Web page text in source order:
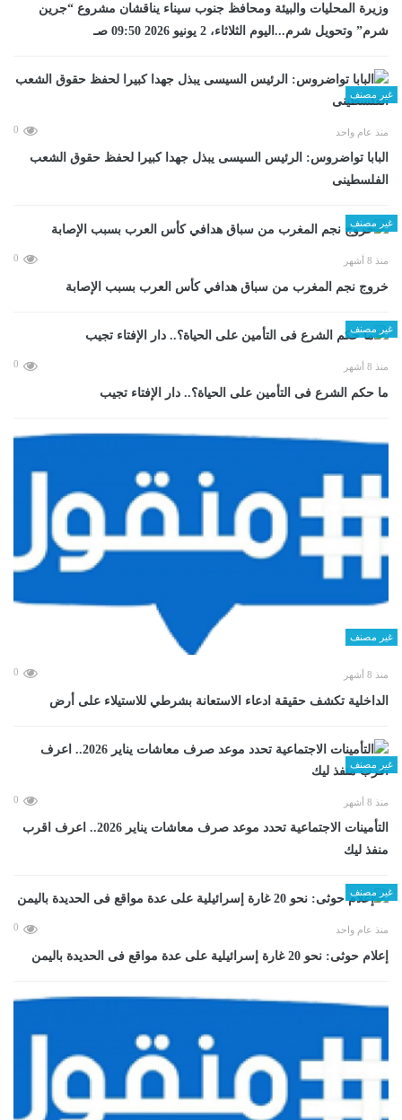
وزيرة المحليات والبيئة ومحافظ جنوب سيناء يناقشان مشروع “جرين
شرم” وتحويل شرم...اليوم الثلاثاء، 2 يونيو 2026 09:50 صـ
غير مصنف
منذ عام واحد 0
البابا تواضروس: الرئيس السيسى يبذل جهدا كبيرا لحفظ حقوق الشعب
الفلسطينى
غير مصنف
منذ 8 أشهر 0
خروج نجم المغرب من سباق هدافي كأس العرب بسبب الإصابة
غير مصنف
منذ 8 أشهر 0
ما حكم الشرع فى التأمين على الحياة؟.. دار الإفتاء تجيب
غير مصنف
منذ 8 أشهر 0
الداخلية تكشف حقيقة ادعاء الاستعانة بشرطي للاستيلاء على أرض
غير مصنف
منذ 8 أشهر 0
التأمينات الاجتماعية تحدد موعد صرف معاشات يناير 2026.. اعرف اقرب
منفذ ليك
غير مصنف
منذ عام واحد 0
إعلام حوثى: نحو 20 غارة إسرائيلية على عدة مواقع فى الحديدة باليمن